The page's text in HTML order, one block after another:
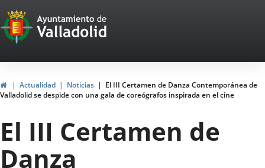
Portal
Web
del
Ayuntamiento
de
Valladolid
InicioActualidad Noticias
El III Certamen de Danza Contemporánea de
Valladolid se despide con una gala de coreógrafos inspirada en el cine
El III Certamen de
Danza